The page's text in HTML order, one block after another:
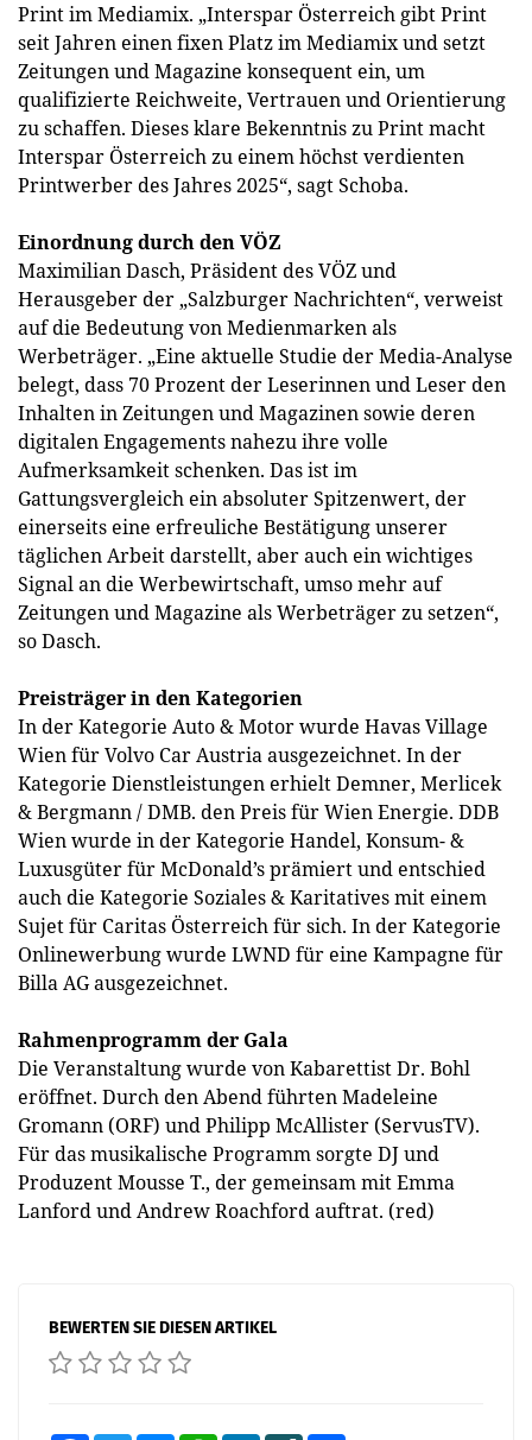
Print im Mediamix. „Interspar Österreich gibt Print
seit Jahren einen fixen Platz im Mediamix und setzt
Zeitungen und Magazine konsequent ein, um
qualifizierte Reichweite, Vertrauen und Orientierung
zu schaffen. Dieses klare Bekenntnis zu Print macht
Interspar Österreich zu einem höchst verdienten
Printwerber des Jahres 2025“, sagt Schoba.
Einordnung durch den VÖZ
Maximilian Dasch, Präsident des VÖZ und
Herausgeber der „Salzburger Nachrichten“, verweist
auf die Bedeutung von Medienmarken als
Werbeträger. „Eine aktuelle Studie der Media-Analyse
belegt, dass 70 Prozent der Leserinnen und Leser den
Inhalten in Zeitungen und Magazinen sowie deren
digitalen Engagements nahezu ihre volle
Aufmerksamkeit schenken. Das ist im
Gattungsvergleich ein absoluter Spitzenwert, der
einerseits eine erfreuliche Bestätigung unserer
täglichen Arbeit darstellt, aber auch ein wichtiges
Signal an die Werbewirtschaft, umso mehr auf
Zeitungen und Magazine als Werbeträger zu setzen“,
so Dasch.
Preisträger in den Kategorien
In der Kategorie Auto & Motor wurde Havas Village
Wien für Volvo Car Austria ausgezeichnet. In der
Kategorie Dienstleistungen erhielt Demner, Merlicek
& Bergmann / DMB. den Preis für Wien Energie. DDB
Wien wurde in der Kategorie Handel, Konsum- &
Luxusgüter für McDonald’s prämiert und entschied
auch die Kategorie Soziales & Karitatives mit einem
Sujet für Caritas Österreich für sich. In der Kategorie
Onlinewerbung wurde LWND für eine Kampagne für
Billa AG ausgezeichnet.
Rahmenprogramm der Gala
Die Veranstaltung wurde von Kabarettist Dr. Bohl
eröffnet. Durch den Abend führten Madeleine
Gromann (ORF) und Philipp McAllister (ServusTV).
Für das musikalische Programm sorgte DJ und
Produzent Mousse T., der gemeinsam mit Emma
Lanford und Andrew Roachford auftrat. (red)
BEWERTEN SIE DIESEN ARTIKEL